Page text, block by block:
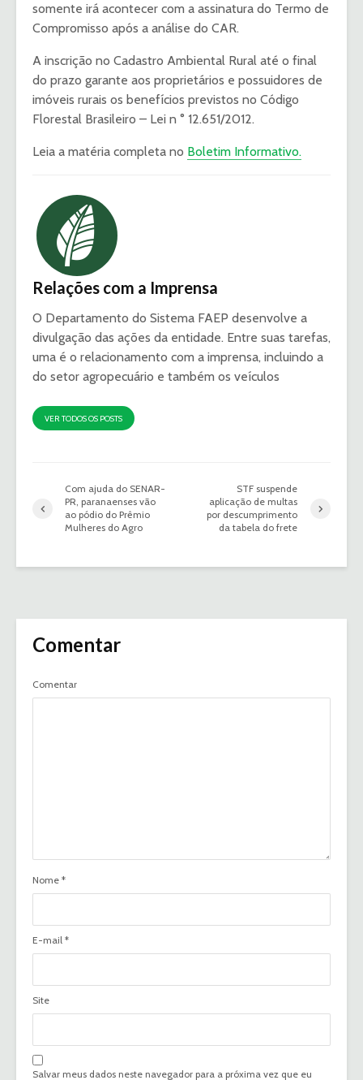
somente irá acontecer com a assinatura do Termo de
Compromisso após a análise do CAR.
A inscrição no Cadastro Ambiental Rural até o final
do prazo garante aos proprietários e possuidores de
imóveis rurais os benefícios previstos no Código
Florestal Brasileiro – Lei n ° 12.651/2012.
Leia a matéria completa no Boletim Informativo.
Relações com a Imprensa
O Departamento do Sistema FAEP desenvolve a
divulgação das ações da entidade. Entre suas tarefas,
uma é o relacionamento com a imprensa, incluindo a
do setor agropecuário e também os veículos
VER TODOS OS POSTS
Com ajuda do SENAR-
PR, paranaenses vão
ao pódio do Prêmio
Mulheres do Agro
STF suspende
aplicação de multas
por descumprimento
da tabela do frete
Comentar
Comentar
Nome *
E-mail *
Site
Salvar meus dados neste navegador para a próxima vez que eu